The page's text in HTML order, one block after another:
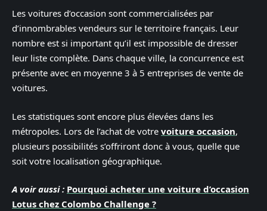
Les voitures d’occasion sont commercialisées par
d’innombrables vendeurs sur le territoire français. Leur
nombre est si important qu’il est impossible de dresser
leur liste complète. Dans chaque ville, la concurrence est
présente avec en moyenne 3 à 5 entreprises de vente de
voitures.
Les statistiques sont encore plus élevées dans les
métropoles. Lors de l’achat de votre voiture occasion,
plusieurs possibilités s’offriront donc à vous, quelle que
soit votre localisation géographique.
A voir aussi : Pourquoi acheter une voiture d’occasion
Lotus chez Colombo Challenge ?